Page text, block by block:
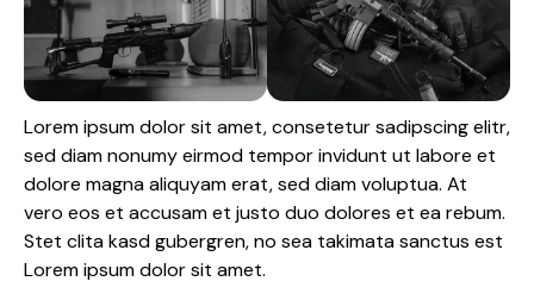
Lorem ipsum dolor sit amet, consetetur sadipscing elitr,
sed diam nonumy eirmod tempor invidunt ut labore et
dolore magna aliquyam erat, sed diam voluptua. At
vero eos et accusam et justo duo dolores et ea rebum.
Stet clita kasd gubergren, no sea takimata sanctus est
Lorem ipsum dolor sit amet.